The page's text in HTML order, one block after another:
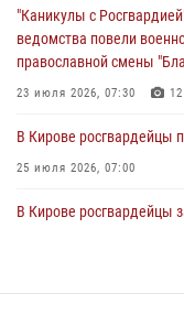
"Каникулы с
ведомства повели
православной смены
23 июля 2026, 07:30 12
В Кирове росгвардейцы
25 июля 2026, 07:00
В Кирове росгвардейцы